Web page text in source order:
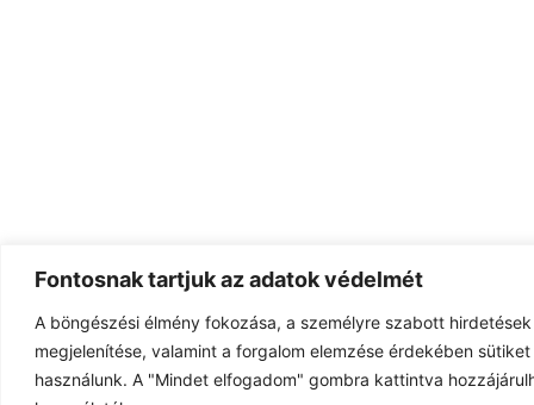
Fontosnak tartjuk az adatok védelmét
A böngészési élmény fokozása, a személyre szabott
megjelenítése, valamint a forgalom elemzése érdekében
használunk. A "Mindet elfogadom" gombra kattintva